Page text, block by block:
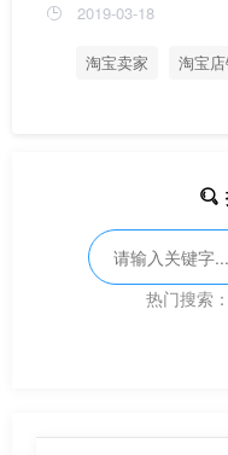
2019-03-18
淘宝卖家 淘宝
热门搜索：